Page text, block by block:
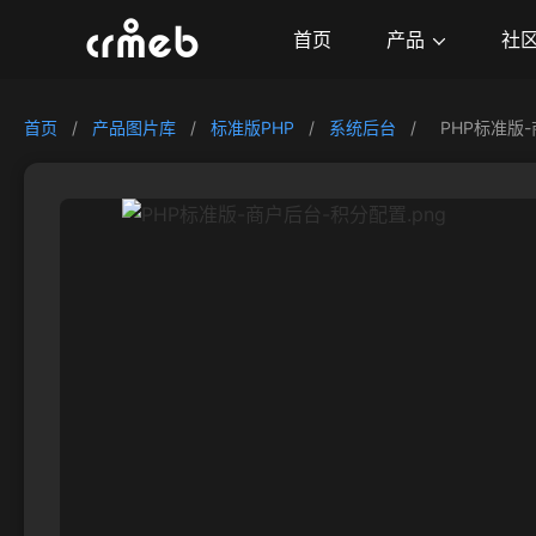
首页 产品 社
首页 / 产品图片库 / 标准版PHP / 系统后台 / PHP标准版